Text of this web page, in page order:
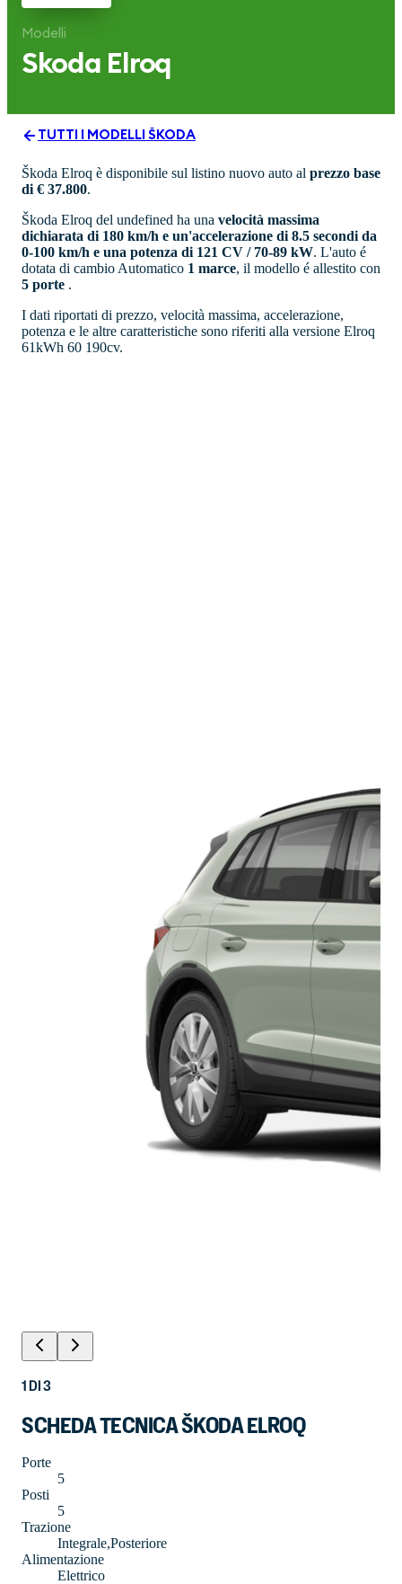
Modelli
Skoda Elroq
TUTTI I MODELLI ŠKODA
Škoda Elroq è disponibile sul listino nuovo auto al prezzo base
di € 37.800.
Škoda Elroq del undefined ha una velocità massima
dichiarata di 180 km/h e un'accelerazione di 8.5 secondi da
0-100 km/h e una potenza di 121 CV / 70-89 kW. L'auto é
dotata di cambio Automatico 1 marce, il modello é allestito con
5 porte .
I dati riportati di prezzo, velocità massima, accelerazione,
potenza e le altre caratteristiche sono riferiti alla versione Elroq
61kWh 60 190cv.
1DI3
SCHEDA TECNICA ŠKODA ELROQ
Porte
5
Posti
5
Trazione
Integrale,Posteriore
Alimentazione
Elettrico